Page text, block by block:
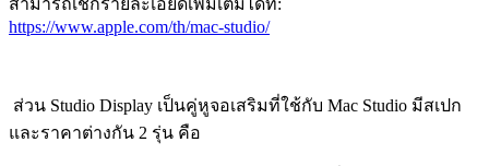
สามารถเช็กรายละเอียดเพิ่มเติมได้ที่:
https://www.apple.com/th/mac-studio/
ส่วน Studio Display เป็นคู่หูจอเสริมที่ใช้กับ Mac Studio มีสเปก
และราคาต่างกัน 2 รุ่น คือ